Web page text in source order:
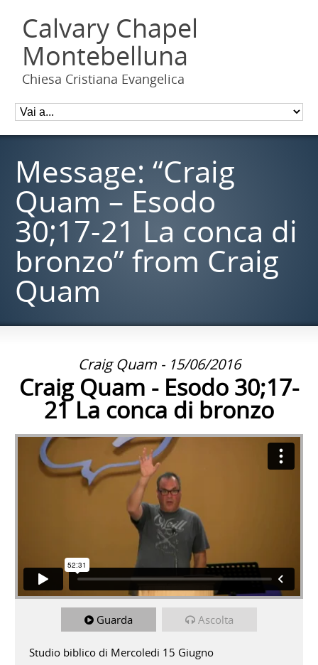
Calvary Chapel
Montebelluna
Chiesa Cristiana Evangelica
Message: “Craig
Quam – Esodo
30;17-21 La conca di
bronzo” from Craig
Quam
Craig Quam - 15/06/2016
Craig Quam - Esodo 30;17-
21 La conca di bronzo
Guarda Ascolta
Studio biblico di Mercoledi 15 Giugno